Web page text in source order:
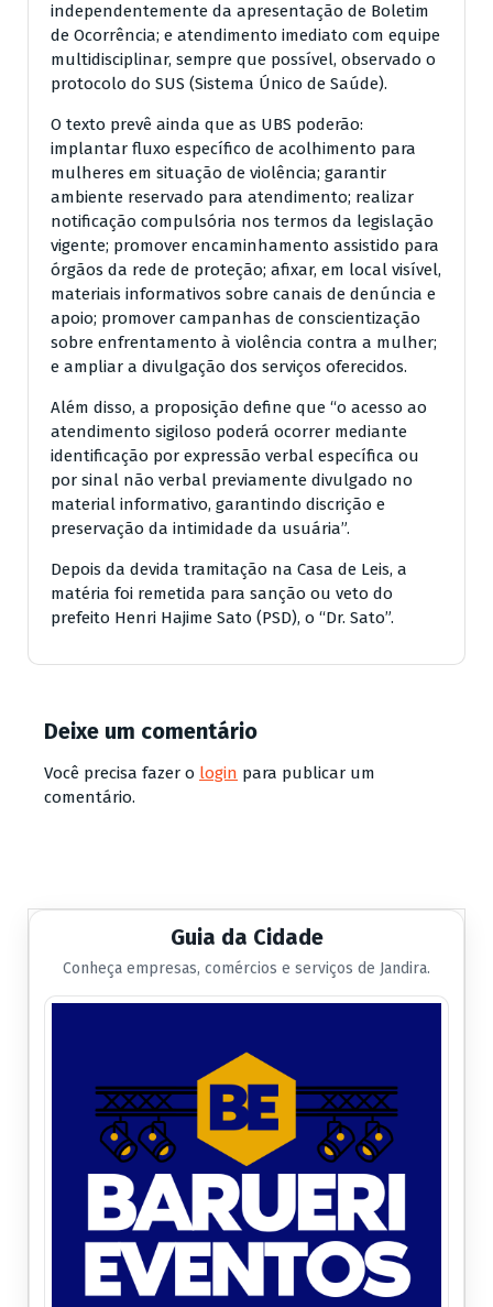
independentemente da apresentação de Boletim
de Ocorrência; e atendimento imediato com equipe
multidisciplinar, sempre que possível, observado o
protocolo do SUS (Sistema Único de Saúde).
O texto prevê ainda que as UBS poderão:
implantar fluxo específico de acolhimento para
mulheres em situação de violência; garantir
ambiente reservado para atendimento; realizar
notificação compulsória nos termos da legislação
vigente; promover encaminhamento assistido para
órgãos da rede de proteção; afixar, em local visível,
materiais informativos sobre canais de denúncia e
apoio; promover campanhas de conscientização
sobre enfrentamento à violência contra a mulher;
e ampliar a divulgação dos serviços oferecidos.
Além disso, a proposição define que “o acesso ao
atendimento sigiloso poderá ocorrer mediante
identificação por expressão verbal específica ou
por sinal não verbal previamente divulgado no
material informativo, garantindo discrição e
preservação da intimidade da usuária”.
Depois da devida tramitação na Casa de Leis, a
matéria foi remetida para sanção ou veto do
prefeito Henri Hajime Sato (PSD), o “Dr. Sato”.
Deixe um comentário
Você precisa fazer o login para publicar um
comentário.
Guia da Cidade
Conheça empresas, comércios e serviços de Jandira.